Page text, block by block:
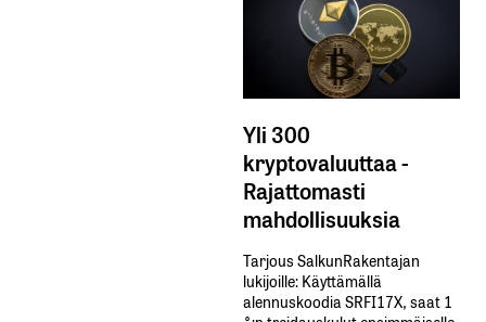
Yli 300
kryptovaluuttaa -
Rajattomasti
mahdollisuuksia
Tarjous SalkunRakentajan
lukijoille: Käyttämällä​ ​
alennuskoodia​ ​SRFI17X,​ ​saat​ ​1